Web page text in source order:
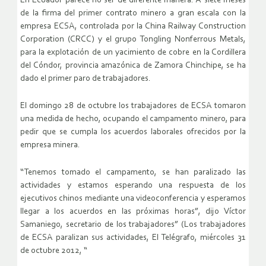
de la firma del primer contrato minero a gran escala con la
empresa ECSA, controlada por la China Railway Construction
Corporation (CRCC) y el grupo Tongling Nonferrous Metals,
para la explotación de un yacimiento de cobre en la Cordillera
del Cóndor, provincia amazónica de Zamora Chinchipe, se ha
dado el primer paro de trabajadores.
El domingo 28 de octubre los trabajadores de ECSA tomaron
una medida de hecho, ocupando el campamento minero, para
pedir que se cumpla los acuerdos laborales ofrecidos por la
empresa minera.
“Tenemos tomado el campamento, se han paralizado las
actividades y estamos esperando una respuesta de los
ejecutivos chinos mediante una videoconferencia y esperamos
llegar a los acuerdos en las próximas horas”, dijo Víctor
Samaniego, secretario de los trabajadores” (Los trabajadores
de ECSA paralizan sus actividades, El Telégrafo, miércoles 31
de octubre 2012, “